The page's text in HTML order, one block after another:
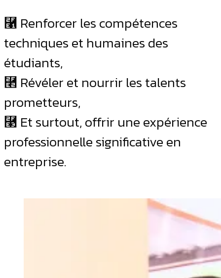
⿡ Renforcer les compétences
techniques et humaines des
étudiants,
⿢ Révéler et nourrir les talents
prometteurs,
⿣ Et surtout, offrir une expérience
professionnelle significative en
entreprise.